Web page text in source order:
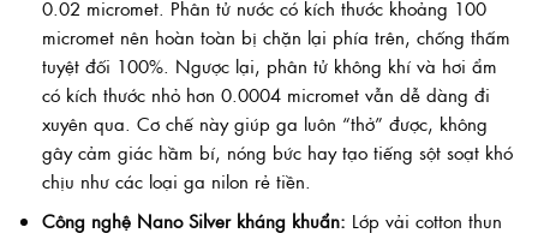
0.02 micromet. Phân tử nước có kích thước khoảng 100
micromet nên hoàn toàn bị chặn lại phía trên, chống thấm
tuyệt đối 100%. Ngược lại, phân tử không khí và hơi ẩm
có kích thước nhỏ hơn 0.0004 micromet vẫn dễ dàng đi
xuyên qua. Cơ chế này giúp ga luôn “thở” được, không
gây cảm giác hầm bí, nóng bức hay tạo tiếng sột soạt khó
chịu như các loại ga nilon rẻ tiền.
Công nghệ Nano Silver kháng khuẩn: Lớp vải cotton thun